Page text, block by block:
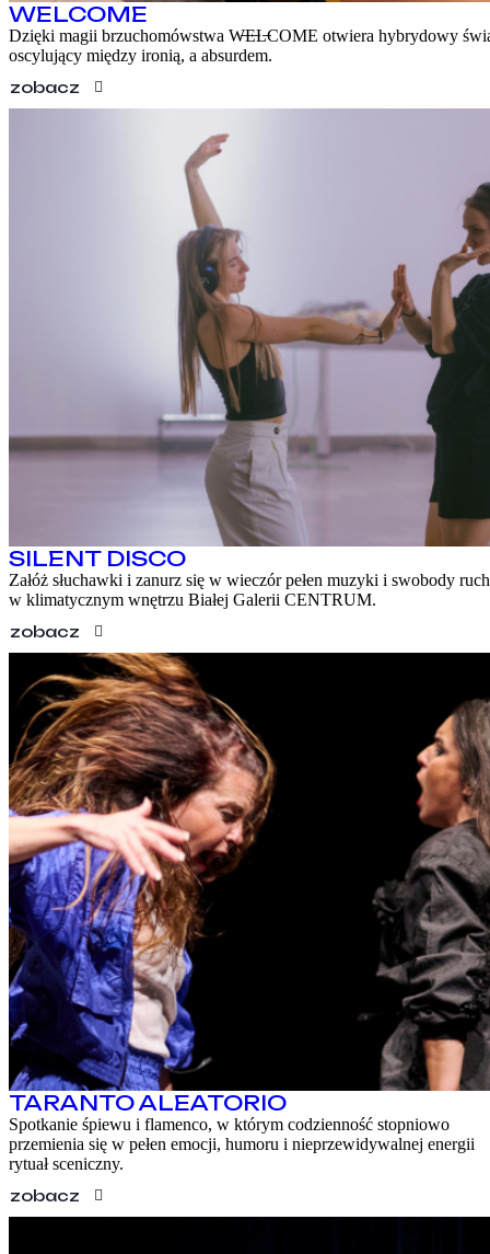
WELCOME
Dzięki magii brzuchomówstwa W̶E̶L̶COME otwiera hybrydowy
oscylujący między ironią, a absurdem.
zobacz
SILENT DISCO
Załóż słuchawki i zanurz się w wieczór pełen muzyki i swobody
w klimatycznym wnętrzu Białej Galerii CENTRUM.
zobacz
TARANTO ALEATORIO
Spotkanie śpiewu i flamenco, w którym codzienność stopniowo
przemienia się w pełen emocji, humoru i nieprzewidywalnej energii
rytuał sceniczny.
zobacz